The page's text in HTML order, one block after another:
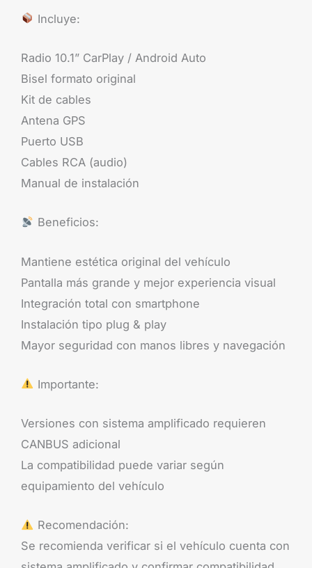
Incluye:
Radio 10.1” CarPlay / Android Auto
Bisel formato original
Kit de cables
Antena GPS
Puerto USB
Cables RCA (audio)
Manual de instalación
Beneficios:
Mantiene estética original del vehículo
Pantalla más grande y mejor experiencia visual
Integración total con smartphone
Instalación tipo plug & play
Mayor seguridad con manos libres y navegación
Importante:
Versiones con sistema amplificado requieren
CANBUS adicional
La compatibilidad puede variar según
equipamiento del vehículo
Recomendación:
Se recomienda verificar si el vehículo cuenta con